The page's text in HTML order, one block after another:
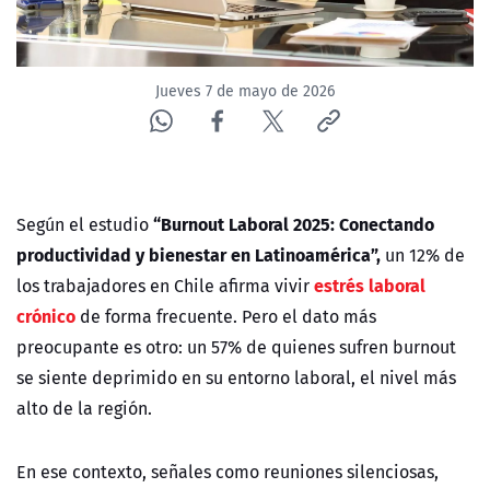
ÁREA DE PROYECTOS
Jueves 7 de mayo de 2026
Según el estudio“Burnout Laboral 2025: Conectando
productividad y bienestar en Latinoamérica”, un 12% de
los trabajadores en Chile afirma vivirestrés laboral
crónico de forma frecuente. Pero el dato más
preocupante es otro: un 57% de quienes sufren burnout
se siente deprimido en su entorno laboral, el nivel más
alto de la región.
En ese contexto, señales como reuniones silenciosas,